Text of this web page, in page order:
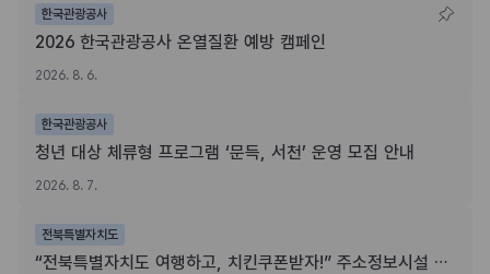
한국관광공사
2026 한국관광공사 온열질환 예방 캠페인
2026. 8. 6.
한국관광공사
청년 대상 체류형 프로그램 ‘문득, 서천’ 운영 모집 안내
2026. 8. 7.
전북특별자치도
“전북특별자치도 여행하고, 치킨쿠폰받자!” 주소정보시설 SNS 인증이벤트